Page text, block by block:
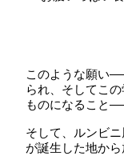
このような願い
られ、そしてこ
ものになること
そして、ルンビ
が誕生した地か